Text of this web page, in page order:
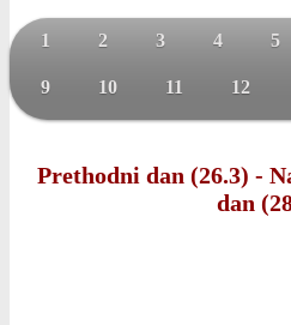
1 2 3 4 5
9 10 11 12
Prethodni dan (26.3) -
dan